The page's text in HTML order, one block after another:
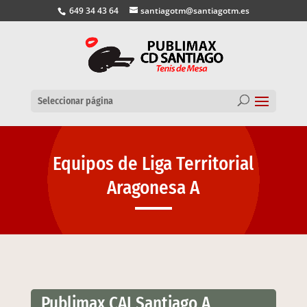
649 34 43 64 santiagotm@santiagotm.es
Seleccionar página
Equipos de Liga Territorial
Aragonesa A